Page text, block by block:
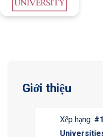
Giới thiệu
Xếp hạng: